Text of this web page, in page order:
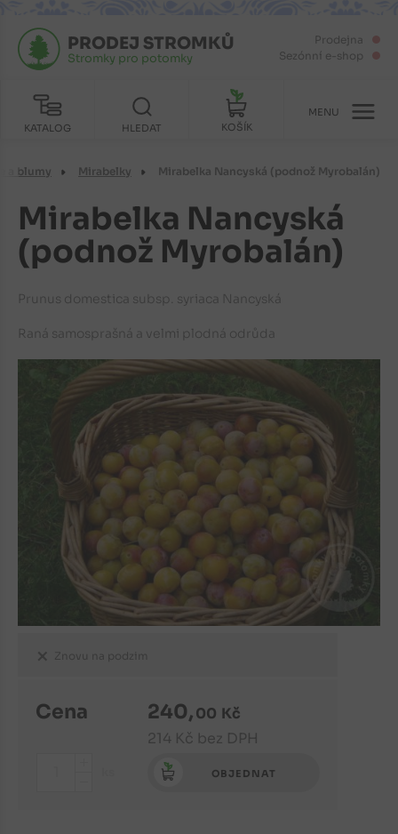
Prodejna
Sezónní e-shop
KATALOG
PRODEJ STROMKŮ
Stromky pro potomky
HLEDAT KOŠÍK
MENU
a blumy Mirabelky Mirabelka Nancyská (podnož Myrobalán)
Mirabelka Nancyská
(podnož Myrobalán)
Prunus domestica subsp. syriaca Nancyská
Raná samosprašná a velmi plodná odrůda
Znovu na podzim
Cena 240,00 Kč
214 Kč bez DPH
OBJEDNAT